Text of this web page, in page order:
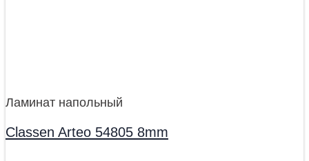
Ламинат напольный
Classen Arteo 54805 8mm